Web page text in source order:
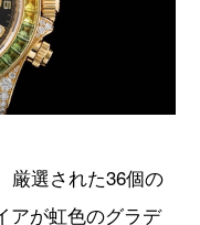
厳選された36個の
アが虹色のグラデ